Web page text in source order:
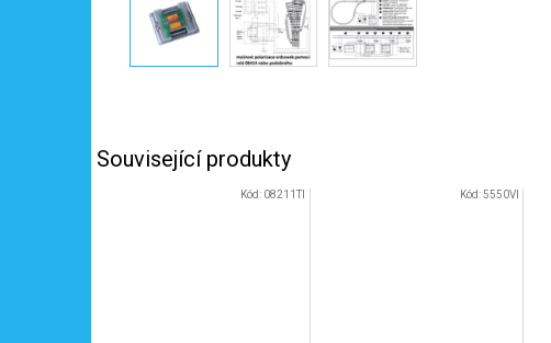
Související produkty
Kód: 08211TI Kód:5550VI